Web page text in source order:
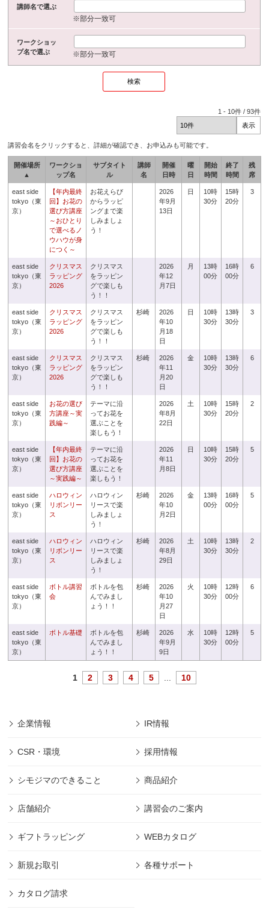
講師名で選ぶ
※部分一致可
ワークショッ
プ名で選ぶ
※部分一致可
1 - 10件 /93件
講習会名をクリックすると、詳細が確認でき、お申込みも可能です。
開催場所
▲
ワークショ
ップ名
サブタイト
ル
講師
名
開催
日時
曜
日
開始
時間
終了
時間
残
席
east side
tokyo（東
京）
【年内最終
回】お花の
選び方講座
～おひとり
で選べるノ
ウハウが身
につく～
お花えらび
からラッピ
ングまで楽
しみましょ
う！
2026
年9月
13日
日
10時
30分
15時
20分
3
east side
tokyo（東
京）
クリスマス
ラッピング
2026
クリスマス
をラッピン
グで楽しも
う！！
2026
年12
月7日
月
13時
00分
16時
00分
6
east side
tokyo（東
京）
クリスマス
ラッピング
2026
クリスマス
をラッピン
グで楽しも
う！！
杉崎
2026
年10
月18
日
日
10時
30分
13時
30分
3
east side
tokyo（東
京）
クリスマス
ラッピング
2026
クリスマス
をラッピン
グで楽しも
う！！
杉崎
2026
年11
月20
日
金
10時
30分
13時
30分
6
east side
tokyo（東
京）
お花の選び
方講座～実
践編～
テーマに沿
ってお花を
選ぶことを
楽しもう！
2026
年8月
22日
土
10時
30分
15時
20分
2
east side
tokyo（東
京）
【年内最終
回】お花の
選び方講座
～実践編～
テーマに沿
ってお花を
選ぶことを
楽しもう！
2026
年11
月8日
日
10時
30分
15時
20分
5
east side
tokyo（東
京）
ハロウィン
リボンリー
ス
ハロウィン
リースで楽
しみましょ
う！
杉崎
2026
年10
月2日
金
13時
00分
16時
00分
5
east side
tokyo（東
京）
ハロウィン
リボンリー
ス
ハロウィン
リースで楽
しみましょ
う！
杉崎
2026
年8月
29日
土
10時
30分
13時
30分
2
east side
tokyo（東
京）
ボトル講習
会
ボトルを包
んでみまし
ょう！！
杉崎
2026
年10
月27
日
火
10時
30分
12時
00分
6
east side
tokyo（東
京）
ボトル基礎
ボトルを包
んでみまし
ょう！！
杉崎
2026
年9月
9日
水
10時
30分
12時
00分
5
1 2 3 4 5 10
企業情報 IR情報
CSR・環境 採用情報
シモジマのできること 商品紹介
店舗紹介 講習会のご案内
ギフトラッピング WEBカタログ
新規お取引 各種サポート
カタログ請求